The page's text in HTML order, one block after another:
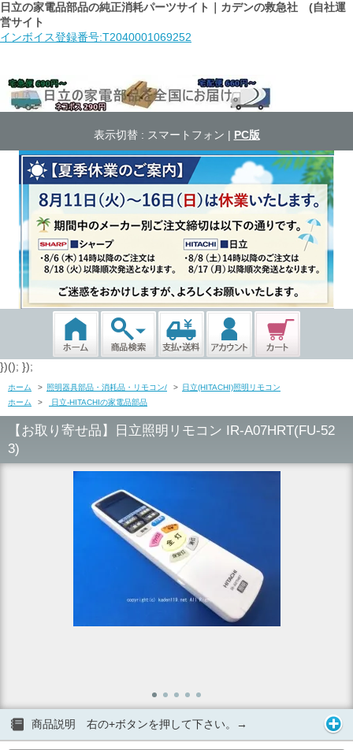
日立の家電品部品の純正消耗パーツサイト｜カデンの救急社 (自社運
営サイト
インボイス登録番号:T2040001069252
表示切替 : スマートフォン | PC版
})(); });
ホーム > 照明器具部品・消耗品・リモコン/ > 日立(HITACHI)照明リモコン
ホーム
> 日立-HITACHIの家電品部品
【お取り寄せ品】日立照明リモコン IR-A07HRT(FU-52
3)
商品説明 右の+ボタンを押して下さい。→